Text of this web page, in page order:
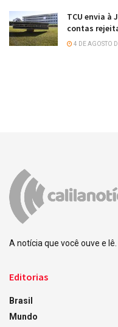
TCU envia à
contas
4 DE AGOSTO
A notícia que você ouve e lê.
Editorias
Brasil
Mundo